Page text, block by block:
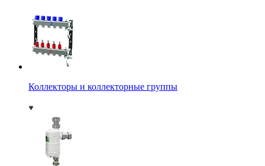
Коллекторы и коллекторные группы